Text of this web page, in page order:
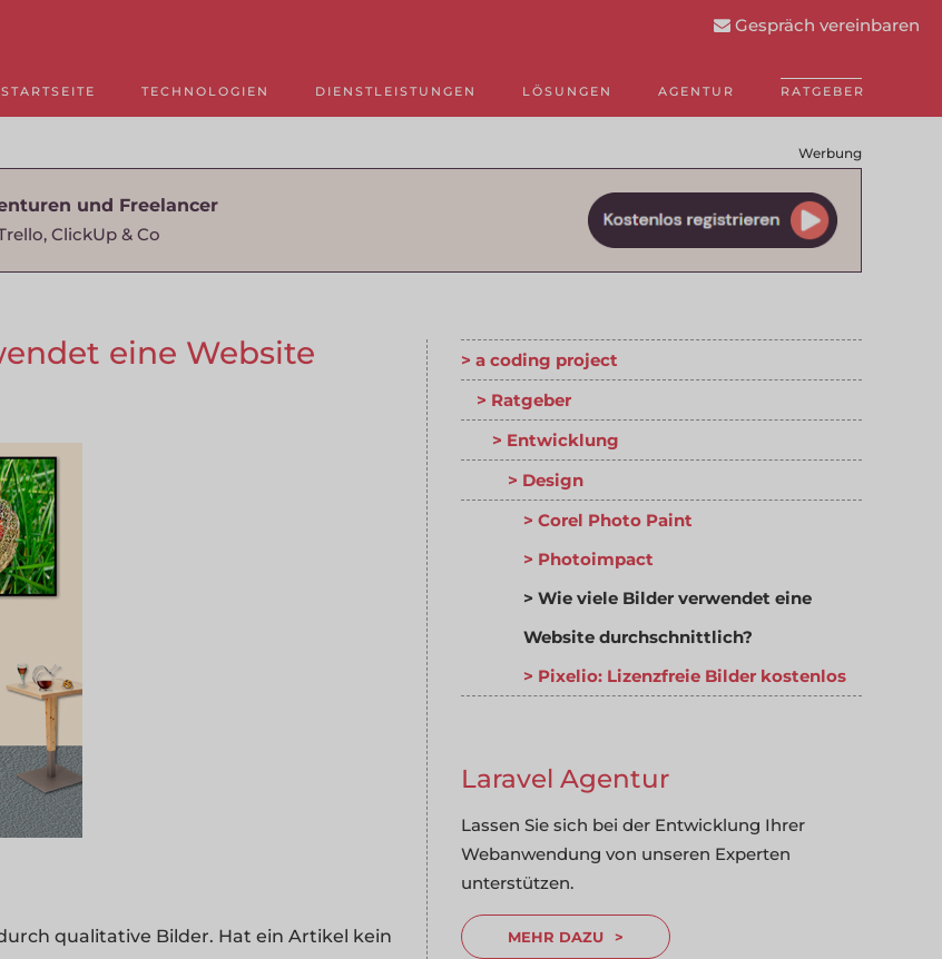
STARTSEITE TECHNOLOGIEN DIENSTLEISTUNGEN LÖSUNGEN AGENTUR RATGEBER
Gespräch vereinbaren
Werbung
und Freelancer
ClickUp & Co
eine Website
qualitative Bilder. Hat ein Artikel kein
a coding project
Ratgeber
Entwicklung
Design
Corel Photo Paint
Photoimpact
Wie viele Bilder verwendet eine
Website durchschnittlich?
Pixelio: Lizenzfreie Bilder kostenlos
Laravel Agentur
Lassen Sie sich bei der Entwicklung Ihrer
Webanwendung von unseren Experten
unterstützen.
MEHR DAZU